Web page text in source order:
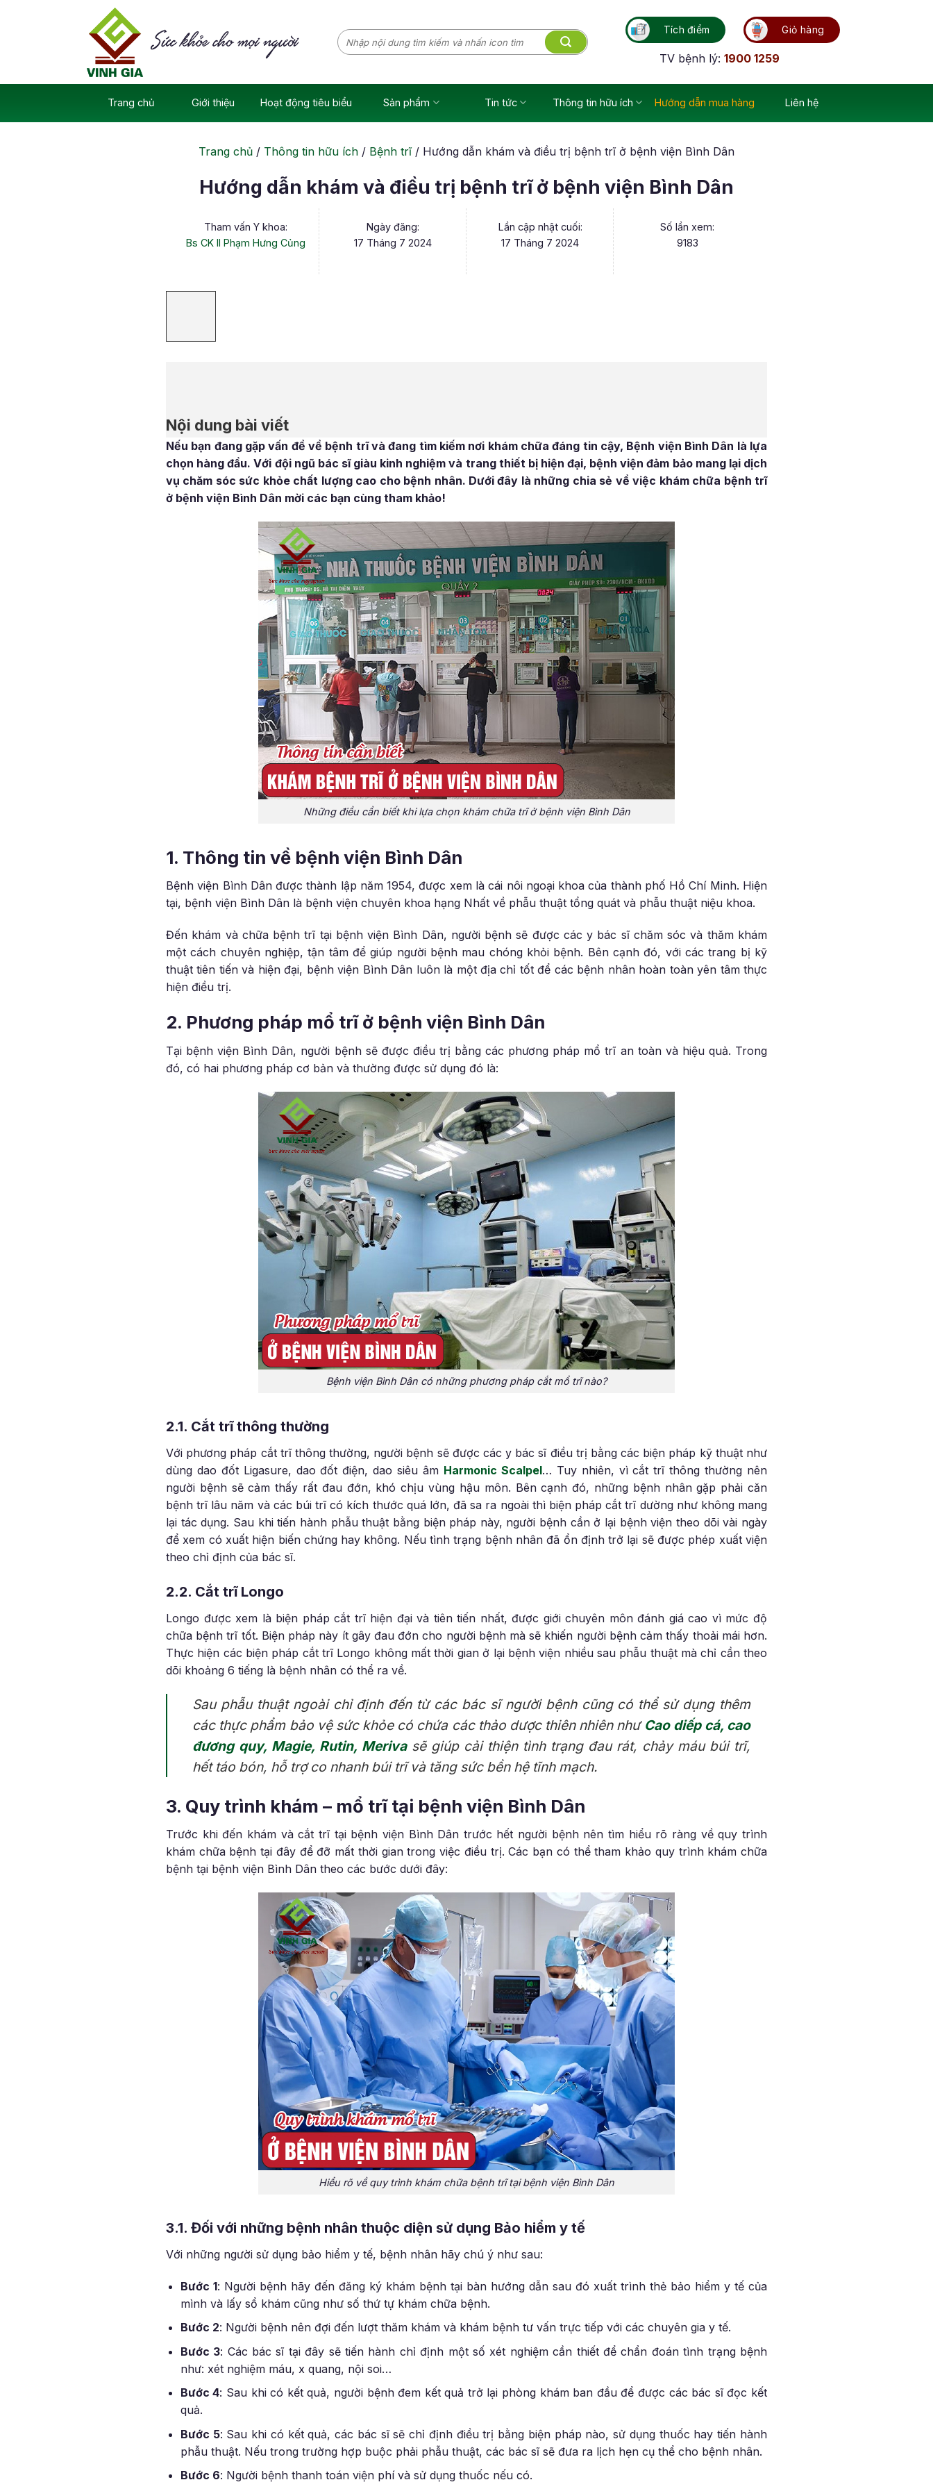
Tìm
kiếm:
Tích điểm Giỏ hàng
TV bệnh lý: 1900 1259
Trang chủ Giới thiệu Hoạt động tiêu biểu Sản phẩm Tin tức Thông tin hữu ích Hướng dẫn mua hàng Liên hệ
Trang chủ / Thông tin hữu ích / Bệnh trĩ/ Hướng dẫn khám và điều trị bệnh trĩ ở bệnh viện Bình Dân
Hướng dẫn khám và điều trị bệnh trĩ ở bệnh viện Bình Dân
Tham vấn Y khoa:
Bs CK II Phạm Hưng Củng
Ngày đăng:
17 Tháng 7 2024
Lần cập nhật cuối:
17 Tháng 7 2024
Số lần xem:
9183
Nội dung bài viết
Nếu bạn đang gặp vấn đề về bệnh trĩ và đang tìm kiếm nơi khám chữa đáng tin cậy, Bệnh viện Bình Dân là lựa
chọn hàng đầu. Với đội ngũ bác sĩ giàu kinh nghiệm và trang thiết bị hiện đại, bệnh viện đảm bảo mang lại dịch
vụ chăm sóc sức khỏe chất lượng cao cho bệnh nhân. Dưới đây là những chia sẻ về việc khám chữa bệnh trĩ
ở bệnh viện Bình Dân mời các bạn cùng tham khảo!
Những điều cần biết khi lựa chọn khám chữa trĩ ở bệnh viện Bình Dân
1. Thông tin về bệnh viện Bình Dân
Bệnh viện Bình Dân được thành lập năm 1954, được xem là cái nôi ngoại khoa của thành phố Hồ Chí Minh. Hiện
tại, bệnh viện Bình Dân là bệnh viện chuyên khoa hạng Nhất về phẫu thuật tổng quát và phẫu thuật niệu khoa.
Đến khám và chữa bệnh trĩ tại bệnh viện Bình Dân, người bệnh sẽ được các y bác sĩ chăm sóc và thăm khám
một cách chuyên nghiệp, tận tâm để giúp người bệnh mau chóng khỏi bệnh. Bên cạnh đó, với các trang bị kỹ
thuật tiên tiến và hiện đại, bệnh viện Bình Dân luôn là một địa chỉ tốt để các bệnh nhân hoàn toàn yên tâm thực
hiện điều trị.
2. Phương pháp mổ trĩ ở bệnh viện Bình Dân
Tại bệnh viện Bình Dân, người bệnh sẽ được điều trị bằng các phương pháp mổ trĩ an toàn và hiệu quả. Trong
đó, có hai phương pháp cơ bản và thường được sử dụng đó là:
Bệnh viện Bình Dân có những phương pháp cắt mổ trĩ nào?
2.1. Cắt trĩ thông thường
Với phương pháp cắt trĩ thông thường, người bệnh sẽ được các y bác sĩ điều trị bằng các biện pháp kỹ thuật như
dùng dao đốt Ligasure, dao đốt điện, dao siêu âm Harmonic Scalpel… Tuy nhiên, vì cắt trĩ thông thường nên
người bệnh sẽ cảm thấy rất đau đớn, khó chịu vùng hậu môn. Bên cạnh đó, những bệnh nhân gặp phải căn
bệnh trĩ lâu năm và các búi trĩ có kích thước quá lớn, đã sa ra ngoài thì biện pháp cắt trĩ dường như không mang
lại tác dụng. Sau khi tiến hành phẫu thuật bằng biện pháp này, người bệnh cần ở lại bệnh viện theo dõi vài ngày
để xem có xuất hiện biến chứng hay không. Nếu tình trạng bệnh nhân đã ổn định trở lại sẽ được phép xuất viện
theo chỉ định của bác sĩ.
2.2. Cắt trĩ Longo
Longo được xem là biện pháp cắt trĩ hiện đại và tiên tiến nhất, được giới chuyên môn đánh giá cao vì mức độ
chữa bệnh trĩ tốt. Biện pháp này ít gây đau đớn cho người bệnh mà sẽ khiến người bệnh cảm thấy thoải mái hơn.
Thực hiện các biện pháp cắt trĩ Longo không mất thời gian ở lại bệnh viện nhiều sau phẫu thuật mà chỉ cần theo
dõi khoảng 6 tiếng là bệnh nhân có thể ra về.
Sau phẫu thuật ngoài chỉ định đến từ các bác sĩ người bệnh cũng có thể sử dụng thêm
các thực phẩm bảo vệ sức khỏe có chứa các thảo dược thiên nhiên như Cao diếp cá, cao
đương quy, Magie, Rutin, Merivasẽ giúp cải thiện tình trạng đau rát, chảy máu búi trĩ,
hết táo bón, hỗ trợ co nhanh búi trĩ và tăng sức bền hệ tĩnh mạch.
3. Quy trình khám – mổ trĩ tại bệnh viện Bình Dân
Trước khi đến khám và cắt trĩ tại bệnh viện Bình Dân trước hết người bệnh nên tìm hiểu rõ ràng về quy trình
khám chữa bệnh tại đây để đỡ mất thời gian trong việc điều trị. Các bạn có thể tham khảo quy trình khám chữa
bệnh tại bệnh viện Bình Dân theo các bước dưới đây:
Hiểu rõ về quy trình khám chữa bệnh trĩ tại bệnh viện Bình Dân
3.1. Đối với những bệnh nhân thuộc diện sử dụng Bảo hiểm y tế
Với những người sử dụng bảo hiểm y tế, bệnh nhân hãy chú ý như sau:
Bước 1: Người bệnh hãy đến đăng ký khám bệnh tại bàn hướng dẫn sau đó xuất trình thẻ bảo hiểm y tế của
mình và lấy sổ khám cũng như số thứ tự khám chữa bệnh.
Bước 2: Người bệnh nên đợi đến lượt thăm khám và khám bệnh tư vấn trực tiếp với các chuyên gia y tế.
Bước 3: Các bác sĩ tại đây sẽ tiến hành chỉ định một số xét nghiệm cần thiết để chẩn đoán tình trạng bệnh
như: xét nghiệm máu, x quang, nội soi…
Bước 4: Sau khi có kết quả, người bệnh đem kết quả trở lại phòng khám ban đầu để được các bác sĩ đọc kết
quả.
Bước 5: Sau khi có kết quả, các bác sĩ sẽ chỉ định điều trị bằng biện pháp nào, sử dụng thuốc hay tiến hành
phẫu thuật. Nếu trong trường hợp buộc phải phẫu thuật, các bác sĩ sẽ đưa ra lịch hẹn cụ thể cho bệnh nhân.
Bước 6: Người bệnh thanh toán viện phí và sử dụng thuốc nếu có.